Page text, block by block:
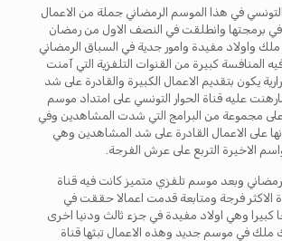
التونسي في هذا الموسم الرمضاني جملة من الاعمال
في برمجتها وانطلقت في النصف الاول من رمضان
واولاد مفيدة وامور جدية في السباق الرمضاني
المنافسة كبيرة من القنوات التلفزية التي آمنت
يكون بتقديم الاعمال الكبيرة والقادرة على شد
عليه قناة الحوار التونسي على امتداد موسم
مجموعة من البرامج التي شدت المشاهدين وفي
على الاعمال القادرة على شد المشاهدين وهي
الاخيرة التربع على عرش الفرجة.
وبعد موسم تلفزي متميز كانت فيه قناة
الاكثر فرجة ومتابعة قدمت اعمالا حققت في
كبيرا وهي اولاد مفيدة في جزء ثالث ودنيا اخرى
ملك في موسم جديد وهذه الاعمال تبثها قناة